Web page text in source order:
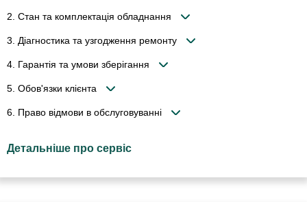
2. Стан та комплектація обладнання
3. Діагностика та узгодження ремонту
4. Гарантія та умови зберігання
5. Обов'язки клієнта
6. Право відмови в обслуговуванні
Детальніше про сервіс